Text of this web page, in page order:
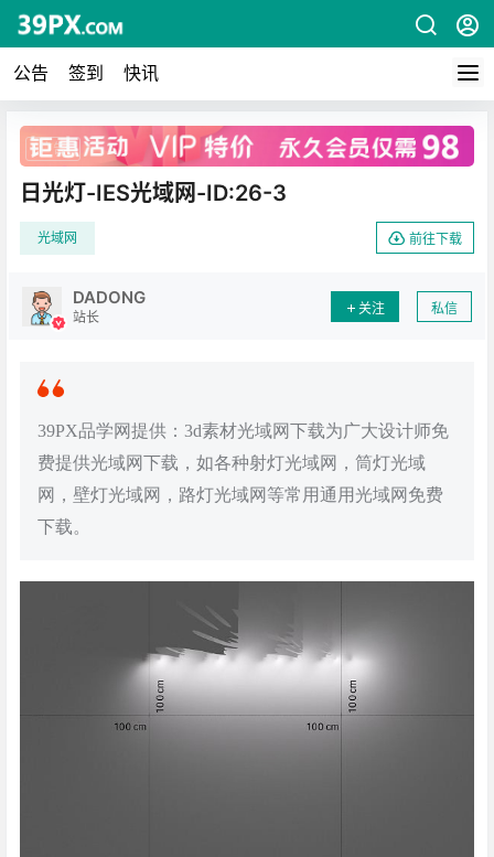
公告 签到 快讯
广告
日光灯-IES光域网-ID:26-3
光域网 前往下载
DADONG
站长
关注 私信
39PX品学网提供：3d素材光域网下载为广大设计师免
费提供光域网下载，如各种射灯光域网，筒灯光域
网，壁灯光域网，路灯光域网等常用通用光域网免费
下载。